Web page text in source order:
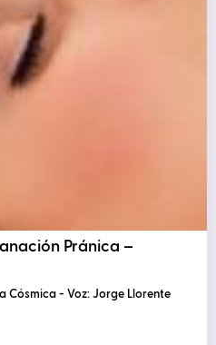
Pránica –
Cósmica - Voz: Jorge Llorente